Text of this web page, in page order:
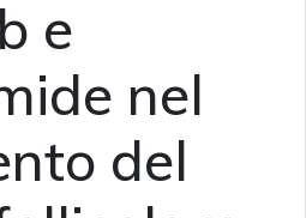
e
nel
del